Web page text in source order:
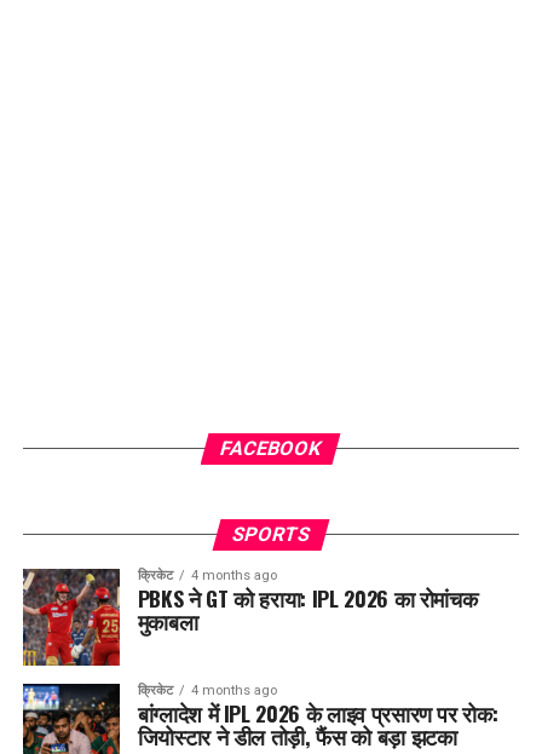
FACEBOOK
SPORTS
क्रिकेट 4 months ago
PBKS ने GT को हराया: IPL 2026 का रोमांचक
मुकाबला
क्रिकेट 4 months ago
बांग्लादेश में IPL 2026 के लाइव प्रसारण पर रोक:
जियोस्टार ने डील तोड़ी, फैंस को बड़ा झटका